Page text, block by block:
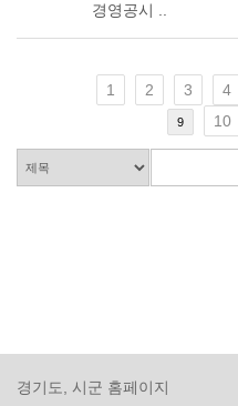
경영공시 ..
1 2 3 4
9 10
경기도, 시군 홈페이지